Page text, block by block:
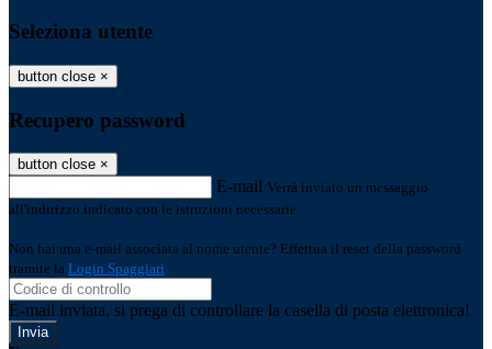
Seleziona utente
button close ×
Recupero password
button close ×
E-mail Verrà inviato un messaggio
all'indirizzo indicato con le istruzioni necessarie.
Non hai una e-mail associata al nome utente? Effettua il reset della password
tramite la Login Spaggiari
E-mail inviata, si prega di controllare la casella di posta elettronica!